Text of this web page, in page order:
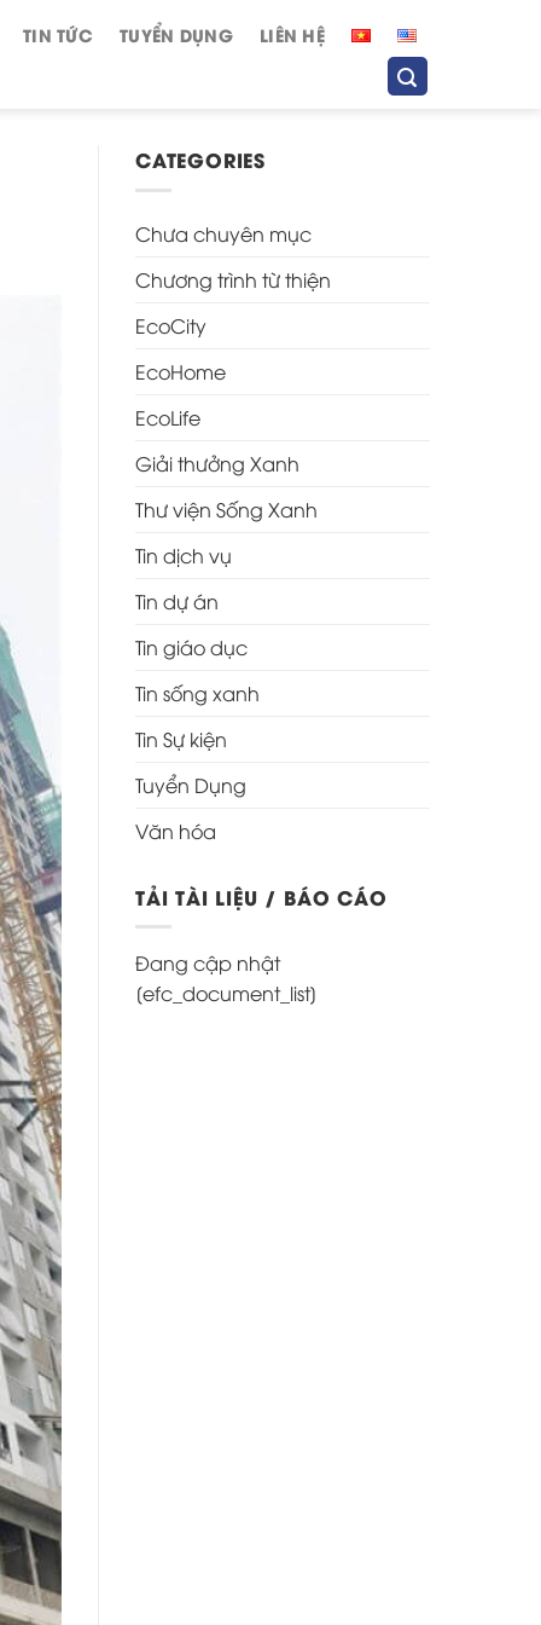
TIN TỨC TUYỂN DỤNG LIÊN HỆ
CATEGORIES
Chưa chuyên mục
Chương trình từ thiện
EcoCity
EcoHome
EcoLife
Giải thưởng Xanh
Thư viện Sống Xanh
Tin dịch vụ
Tin dự án
Tin giáo dục
Tin sống xanh
Tin Sự kiện
Tuyển Dụng
Văn hóa
TẢI TÀI LIỆU / BÁO CÁO
Đang cập nhật
[efc_document_list]